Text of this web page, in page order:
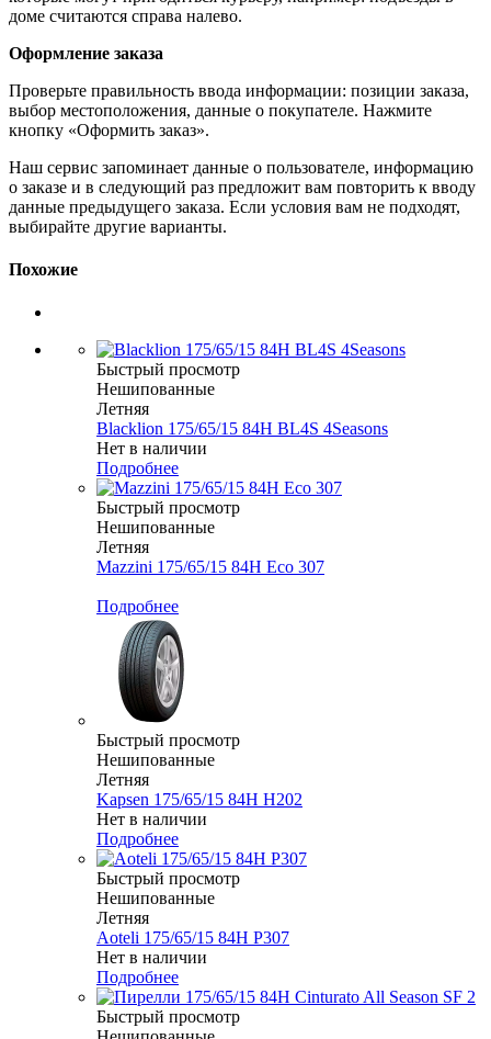
доме считаются справа налево.
Оформление заказа
Проверьте правильность ввода информации: позиции заказа,
выбор местоположения, данные о покупателе. Нажмите
кнопку «Оформить заказ».
Наш сервис запоминает данные о пользователе, информацию
о заказе и в следующий раз предложит вам повторить к вводу
данные предыдущего заказа. Если условия вам не подходят,
выбирайте другие варианты.
Похожие
Быстрый просмотр
Нешипованные
Летняя
Blacklion 175/65/15 84H BL4S 4Seasons
Нет в наличии
Подробнее
Быстрый просмотр
Нешипованные
Летняя
Mazzini 175/65/15 84H Eco 307
Подробнее
Быстрый просмотр
Нешипованные
Летняя
Kapsen 175/65/15 84H H202
Нет в наличии
Подробнее
Быстрый просмотр
Нешипованные
Летняя
Aoteli 175/65/15 84H P307
Нет в наличии
Подробнее
Быстрый просмотр